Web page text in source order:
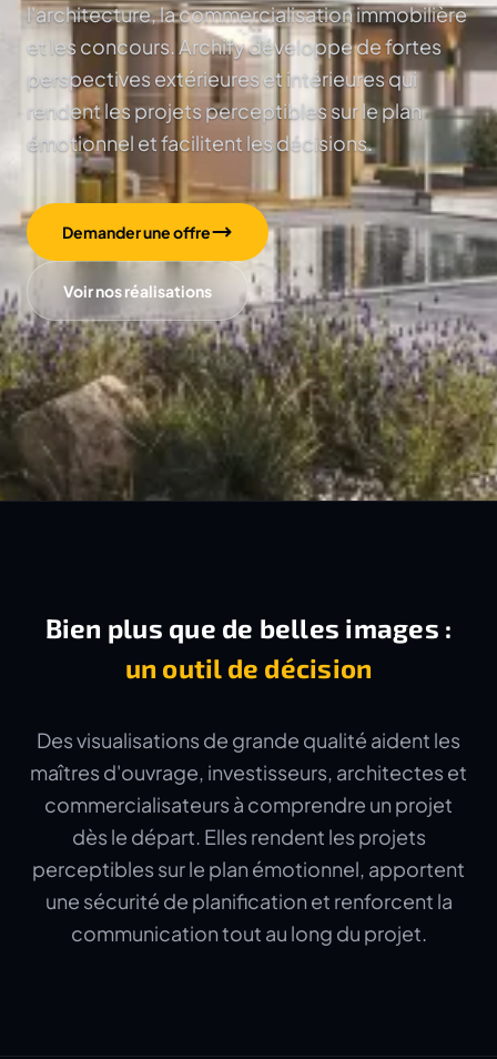
l'architecture, la commercialisation immobilière
et les concours. Archify développe de fortes
perspectives extérieures et intérieures qui
rendent les projets perceptibles sur le plan
émotionnel et facilitent les décisions.
Demander une offre
Voir nos réalisations
Bien plus que de belles images :
un outil de décision
Des visualisations de grande qualité aident les
maîtres d'ouvrage, investisseurs, architectes et
commercialisateurs à comprendre un projet
dès le départ. Elles rendent les projets
perceptibles sur le plan émotionnel, apportent
une sécurité de planification et renforcent la
communication tout au long du projet.